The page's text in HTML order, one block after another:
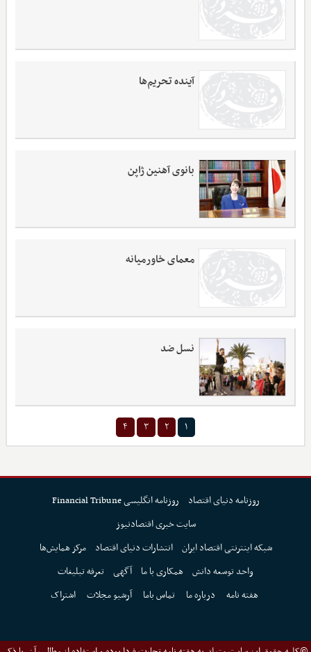
آینده تحریم‌ها
بانوی آهنین ژاپن
معمای خاورمیانه
نسل ضد
۱ ۲ ۳ ۴
روزنامه دنیای اقتصاد
روزنامه انگلیسی Financial Tribune
سایت خبری اقتصادنیوز
شبکه اینترنتی اقتصاد ایران انتشارات دنیای اقتصاد
مرکز همایش‌ها
واحد توسعه دانش همکاری با ما آگهی تعرفه تبلیغات
هفته نامه
درباره ما تماس باما آرشیو مجلات اشتراک